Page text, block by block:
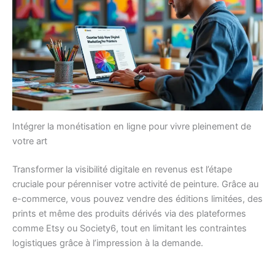
Intégrer la monétisation en ligne pour vivre pleinement de
votre art
Transformer la visibilité digitale en revenus est l’étape
cruciale pour pérenniser votre activité de peinture. Grâce au
e-commerce, vous pouvez vendre des éditions limitées, des
prints et même des produits dérivés via des plateformes
comme Etsy ou Society6, tout en limitant les contraintes
logistiques grâce à l’impression à la demande.